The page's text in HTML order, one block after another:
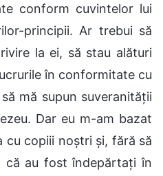
conform cuvintelor lui
principii. Ar trebui să
la ei, să stau alături
în conformitate cu
mă supun suveranității
Dar eu m-am bazat
cu copiii noștri și, fără să
că au fost îndepărtați în